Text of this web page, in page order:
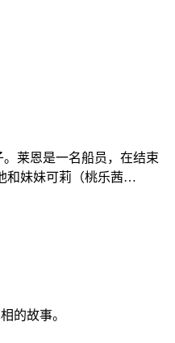
。莱恩是一名船员，在结束
和妹妹可莉（桃乐茜…
的故事。